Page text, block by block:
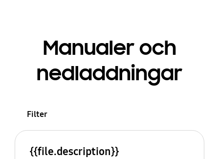
Manualer och
nedladdningar
Filter
{{file.description}}